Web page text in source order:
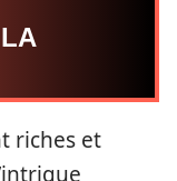
riches et